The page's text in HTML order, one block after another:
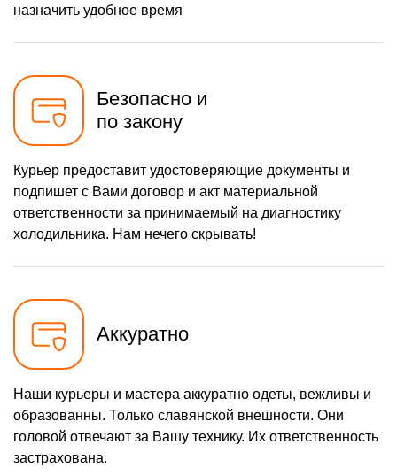
назначить удобное время
Безопасно и
по закону
Курьер предоставит удостоверяющие документы и
подпишет с Вами договор и акт материальной
ответственности за принимаемый на диагностику
холодильника. Нам нечего скрывать!
Аккуратно
Наши курьеры и мастера аккуратно одеты, вежливы и
образованны. Только славянской внешности. Они
головой отвечают за Вашу технику. Их ответственность
застрахована.